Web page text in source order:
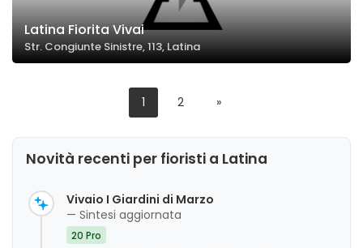
Latina Fiorita Vivai
Str. Congiunte Sinistre, 113, Latina
1 2 »
Novità recenti per fioristi a Latina
Vivaio I Giardini di Marzo
— Sintesi aggiornata
20 Pro